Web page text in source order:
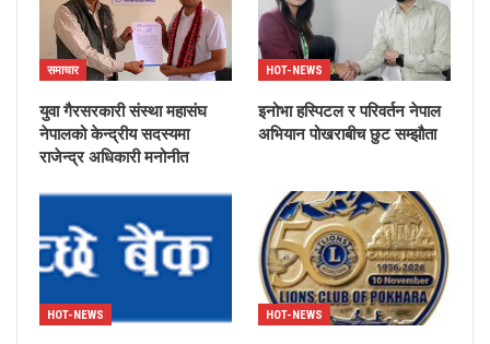
समाचार
युवा गैरसरकारी संस्था महासंघ
नेपालको केन्द्रीय सदस्यमा
राजेन्द्र अधिकारी मनोनीत
HOT-NEWS
इनोभा हस्पिटल र परिवर्तन नेपाल
अभियान पोखराबीच छुट सम्झौता
HOT-NEWS HOT-NEWS